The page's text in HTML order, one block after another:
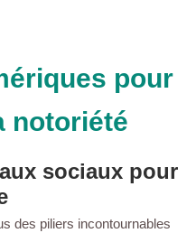
pour
notoriété
sociaux pour
des piliers incontournables